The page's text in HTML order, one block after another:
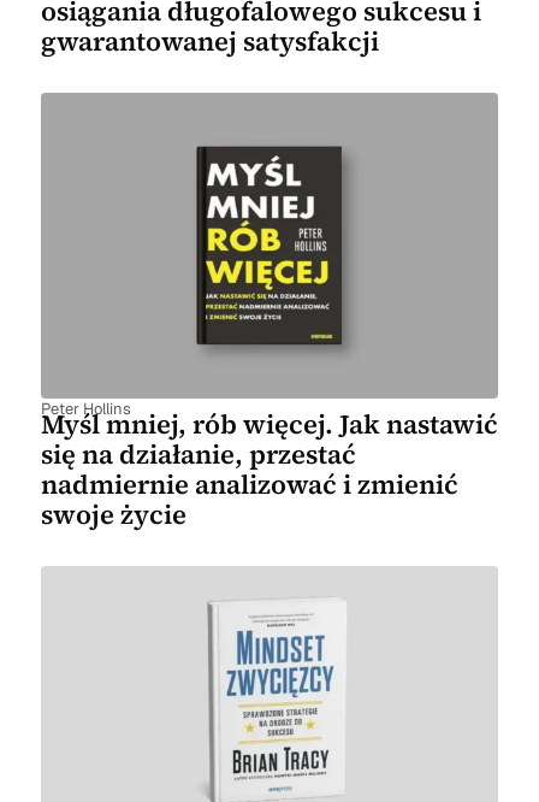
osiągania długofalowego sukcesu i
gwarantowanej satysfakcji
Peter Hollins
Myśl mniej, rób więcej. Jak nastawić
się na działanie, przestać
nadmiernie analizować i zmienić
swoje życie